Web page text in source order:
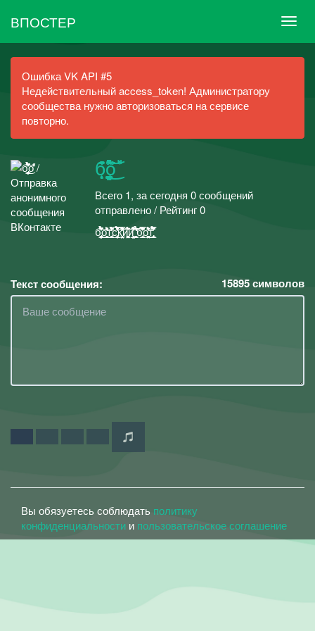
ВПОСТЕР
Ошибка VK API #5
Недействительный access_token! Администратору
сообщества нужно авторизоваться на сервисе
повторно.
б̨̡̜͎̦̙͚̟̦̜͎̟̼̳͇͆̉͑͐̈̉̀̄͗͆̇̕̚̚͘͜͝о̄̊̈̔̎
Всего 1, за сегодня 0 сообщений
отправлено / Рейтинг 0
б̨̡̜͎̦̙͚̟̦̜͎̟̼̳͇͆̉͑͐̈̉̀̄͗͆̇̕̚̚͘͜͝о̧͈̳̯̠͎̹̯̖͎̬̜͍̰̭͇̄̊̈̔̎̑̈͛̎͗̄́̎̇̎͝т̡̯͎̞̳̪̲̝͙̮͖̜̹̠̣̖̓́̍̓͌̒̾̊̏͂̀́̈́̐̓͘с̨̡̡̱͎̥̲̜̥̝̠͎̮̼̹̦͗͛̿̎̊̈̈́͛̂̉̒͗̄̿͝͝к̧̛̮͈̬̠̹͎̝̼̱̳̮̤̤̠̠̆͛̂̎́͒̃͐̅̍̈́̒̽͆͝и̧̣̤̹͚͍̭̭̩͙̥͕̣͚͙͖͛̈́͛́̑̃͂́̽̈́́͆͘͝͝͝й̤̮͓̜̰͕͙̘̤̬̦̲̭̘̠̓̈́̾͒̾̽̈́͌̈́́͋͊͘͝͝͝ͅ ̧̭̰͖̖̪̥͔͔͖̭̜̮͈̱̉̓̾̔̓̌̋̈́̂̉̑̓̃̽̃̓ͅб̢̲̱̱͎̺̪̗̫͍̫̺̪̰̫͙̎̈͆͊̿̽̏͛́͂̏̑̅̓͛͘о̝͚͇̞̘̘̻̞͉̻͔̟̠̙̤͗̈́̾̐̐̈́͒̄̆͊̆̆͐̃̓̐͜т̡̨̡̖͈͍͙̣̰̗̲͉̺̭̬͕͌̂̀̓̓̈́̌̇͆́̉̊̋̿̌̚
Текст сообщения: 15895символов
Вы обязуетесь соблюдать политику
конфиденциальности и пользовательское соглашение